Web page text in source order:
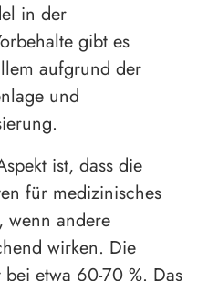
in der
gibt es
aufgrund der
und
ist, dass die
für medizinisches
wenn andere
wirken. Die
etwa 60-70 %. Das